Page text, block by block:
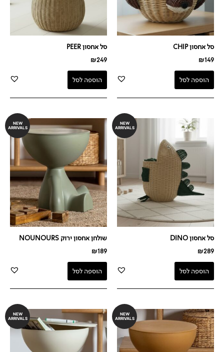
סל אחסון CHIP
₪149
הוספה לסל
סל אחסון PEER
₪249
הוספה לסל
NEW
ARRIVALS
סל אחסון DINO
₪289
הוספה לסל
NEW
ARRIVALS
שולחן אחסון ירוק NOUNOURS
₪189
הוספה לסל
NEW
ARRIVALS
NEW
ARRIVALS